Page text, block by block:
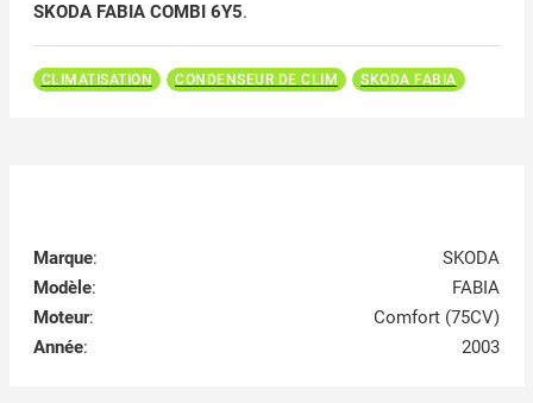
SKODA FABIA COMBI 6Y5.
CLIMATISATION CONDENSEUR DE CLIM SKODA FABIA
Marque:
SKODA
Modèle:
FABIA
Moteur:
Comfort (75CV)
Année: 2003